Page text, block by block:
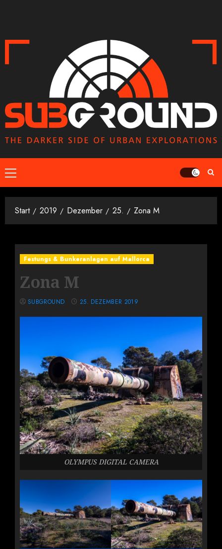
Primäres
Menü
Start 2019 Dezember 25. Zona M
Festungs & Bunkeranlagen auf Mallorca
Zona M
SUBGROUND 25. DEZEMBER 2019
OLYMPUS DIGITAL CAMERA